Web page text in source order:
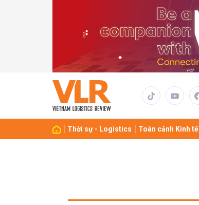
Thời sự - Logistics Toàn cảnh Kinh tế